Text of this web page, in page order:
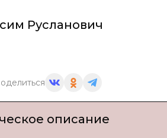
Русланович
описание